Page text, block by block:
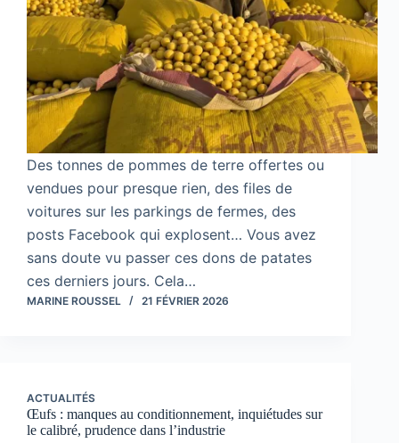
Des tonnes de pommes de terre offertes ou
vendues pour presque rien, des files de
voitures sur les parkings de fermes, des
posts Facebook qui explosent… Vous avez
sans doute vu passer ces dons de patates
ces derniers jours. Cela…
MARINE ROUSSEL 21 FÉVRIER 2026
ACTUALITÉS
Œufs : manques au conditionnement, inquiétudes sur
le calibré, prudence dans l’industrie